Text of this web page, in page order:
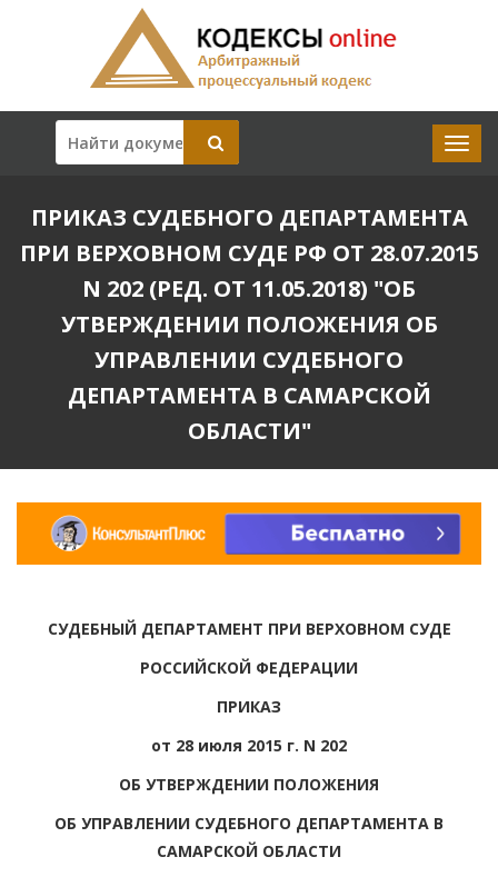
ПРИКАЗ СУДЕБНОГО ДЕПАРТАМЕНТА
ПРИ ВЕРХОВНОМ СУДЕ РФ ОТ 28.07.2015
N 202 (РЕД. ОТ 11.05.2018) "ОБ
УТВЕРЖДЕНИИ ПОЛОЖЕНИЯ ОБ
УПРАВЛЕНИИ СУДЕБНОГО
ДЕПАРТАМЕНТА В САМАРСКОЙ
ОБЛАСТИ"
СУДЕБНЫЙ ДЕПАРТАМЕНТ ПРИ ВЕРХОВНОМ СУДЕ
РОССИЙСКОЙ ФЕДЕРАЦИИ
ПРИКАЗ
от 28 июля 2015 г. N 202
ОБ УТВЕРЖДЕНИИ ПОЛОЖЕНИЯ
ОБ УПРАВЛЕНИИ СУДЕБНОГО ДЕПАРТАМЕНТА В
САМАРСКОЙ ОБЛАСТИ